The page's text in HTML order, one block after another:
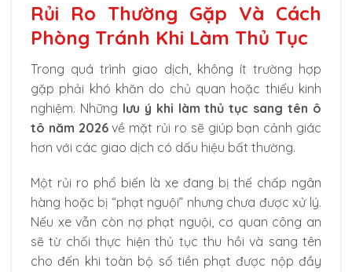
Rủi Ro Thường Gặp Và Cách
Phòng Tránh Khi Làm Thủ Tục
Trong quá trình giao dịch, không ít trường hợp
gặp phải khó khăn do chủ quan hoặc thiếu kinh
nghiệm. Những lưu ý khi làm thủ tục sang tên ô
tô năm 2026về mặt rủi ro sẽ giúp bạn cảnh giác
hơn với các giao dịch có dấu hiệu bất thường.
Một rủi ro phổ biến là xe đang bị thế chấp ngân
hàng hoặc bị “phạt nguội” nhưng chưa được xử lý.
Nếu xe vẫn còn nợ phạt nguội, cơ quan công an
sẽ từ chối thực hiện thủ tục thu hồi và sang tên
cho đến khi toàn bộ số tiền phạt được nộp đầy